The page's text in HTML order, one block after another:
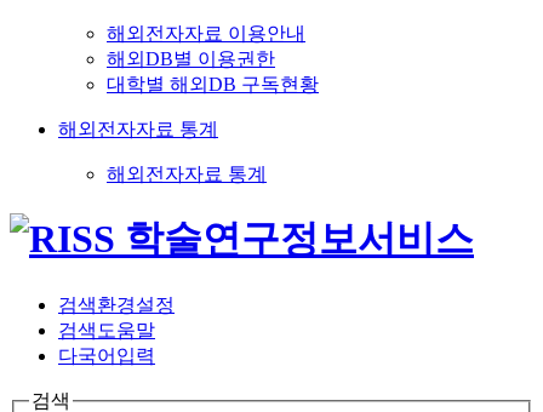
해외전자자료 이용안내
해외DB별 이용권한
대학별 해외DB 구독현황
해외전자자료 통계
해외전자자료 통계
검색환경설정
검색도움말
다국어입력
검색